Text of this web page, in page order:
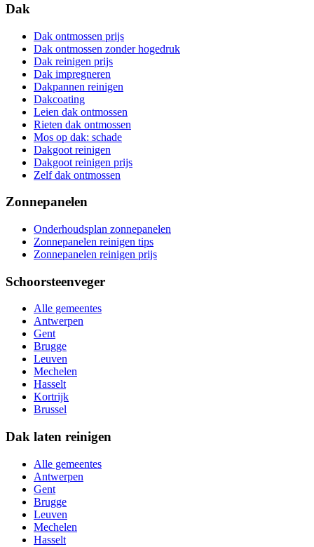
Dak
Dak ontmossen prijs
Dak ontmossen zonder hogedruk
Dak reinigen prijs
Dak impregneren
Dakpannen reinigen
Dakcoating
Leien dak ontmossen
Rieten dak ontmossen
Mos op dak: schade
Dakgoot reinigen
Dakgoot reinigen prijs
Zelf dak ontmossen
Zonnepanelen
Onderhoudsplan zonnepanelen
Zonnepanelen reinigen tips
Zonnepanelen reinigen prijs
Schoorsteenveger
Alle gemeentes
Antwerpen
Gent
Brugge
Leuven
Mechelen
Hasselt
Kortrijk
Brussel
Dak laten reinigen
Alle gemeentes
Antwerpen
Gent
Brugge
Leuven
Mechelen
Hasselt